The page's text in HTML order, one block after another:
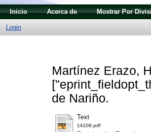
Inicio Acerca de Mostrar Por
Login
Martínez Erazo,
de Nariño.
Text
14108.pdf